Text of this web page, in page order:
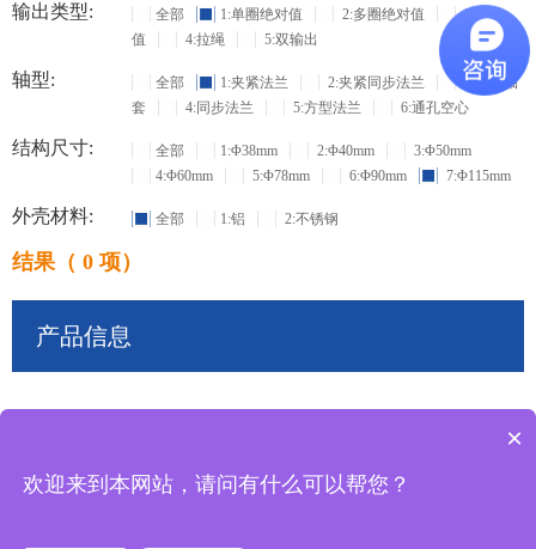
输出类型: 全部 1:单圈绝对值 2:多圈绝对值
3:增量
值
4:拉绳 5:双输出
轴型: 全部 1:夹紧法兰 2:夹紧同步法兰
3:盲孔轴
套
4:同步法兰 5:方型法兰 6:通孔空心
结构尺寸: 全部 1:Φ38mm 2:Φ40mm
3:Φ50mm
4:Φ60mm
5:Φ78mm 6:Φ90mm 7:Φ115mm
外壳材料: 全部 1:铝 2:不锈钢
结果（ 0 项）
产品信息
×
欢迎来到本网站，请问有什么可以帮您？